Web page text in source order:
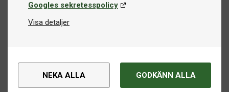
Googles sekretesspolicy
Visa detaljer
NEKA ALLA GODKÄNN ALLA